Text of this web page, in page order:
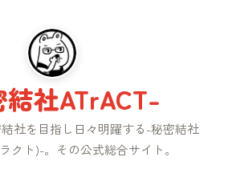
社ATrACT-
社を目指し日々明躍する-秘密結社
クト)-。その公式総合サイト。